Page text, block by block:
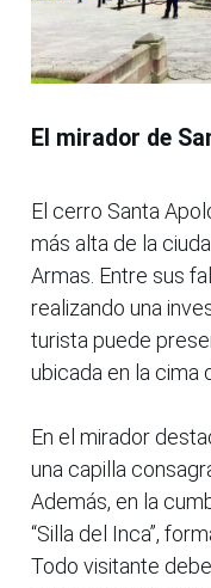
El mirador de
El cerro Santa
más alta de la
Armas. Entre sus
realizando una
turista puede
ubicada en la cima
En el mirador
una capilla
Además, en la
“Silla del Inca”,
Todo visitante